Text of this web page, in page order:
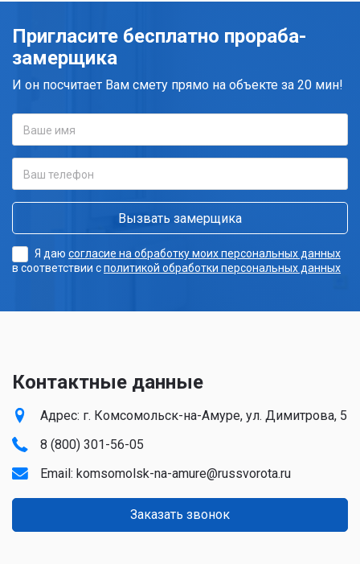
Пригласите бесплатно прораба-
замерщика
И он посчитает Вам смету прямо на объекте за 20 мин!
Я даю согласие на обработку моих персональных данных
в соответствии сполитикой обработки персональных данных
Контактные данные
Адрес: г. Комсомольск-на-Амуре, ул. Димитрова, 5
8 (800) 301-56-05
Email: komsomolsk-na-amure@russvorota.ru
Заказать звонок